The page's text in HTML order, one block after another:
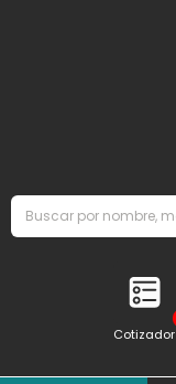
Cotizador